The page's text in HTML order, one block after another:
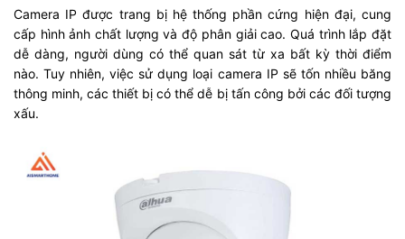
Camera IP được trang bị hệ thống phần cứng hiện đại, cung
cấp hình ảnh chất lượng và độ phân giải cao. Quá trình lắp đặt
dễ dàng, người dùng có thể quan sát từ xa bất kỳ thời điểm
nào. Tuy nhiên, việc sử dụng loại camera IP sẽ tốn nhiều băng
thông minh, các thiết bị có thể dễ bị tấn công bởi các đối tượng
xấu.